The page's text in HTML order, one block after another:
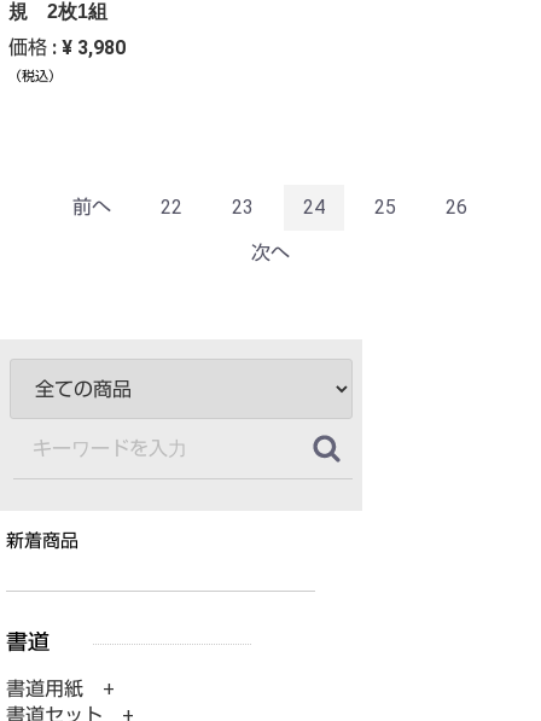
規 2枚1組
価格 : ¥ 3,980
（税込）
前へ 22 23 24 25
26
次へ
新着商品
書道用紙 +
書道セット +